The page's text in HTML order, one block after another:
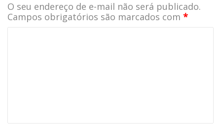
O seu endereço de e-mail não será publicado.
Campos obrigatórios são marcados com *